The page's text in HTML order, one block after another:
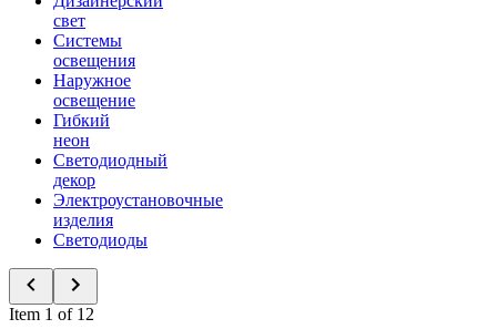
свет
Системы
освещения
Наружное
освещение
Гибкий
неон
Светодиодный
декор
Электроустановочные
изделия
Светодиоды
Item 1 of 12